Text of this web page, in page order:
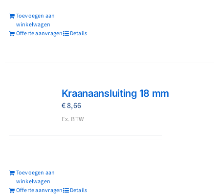
Toevoegen aan
winkelwagen
Offerte aanvragen
Details
Kraanaansluiting 18 mm
€8,66
Ex. BTW
Toevoegen aan
winkelwagen
Offerte aanvragen
Details